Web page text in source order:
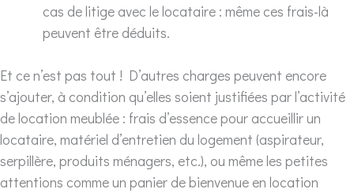
cas de litige avec le locataire : même ces frais-là
peuvent être déduits.
Et ce n’est pas tout ! D’autres charges peuvent encore
s’ajouter, à condition qu’elles soient justifiées par l’activité
de location meublée : frais d’essence pour accueillir un
locataire, matériel d’entretien du logement (aspirateur,
serpillère, produits ménagers, etc.), ou même les petites
attentions comme un panier de bienvenue en location